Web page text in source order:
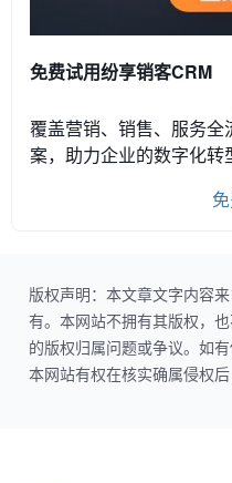
免费试用纷享销客CRM
覆盖营销、销售、服务
案，助力企业的数字化转
版权声明：本文章文字内容
有。本网站不拥有其版权，
的版权归属问题或争议。如有
本网站有权在核实确属侵权后